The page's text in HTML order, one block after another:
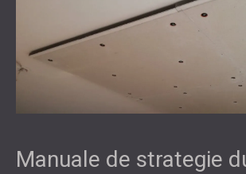
Manuale de strategie